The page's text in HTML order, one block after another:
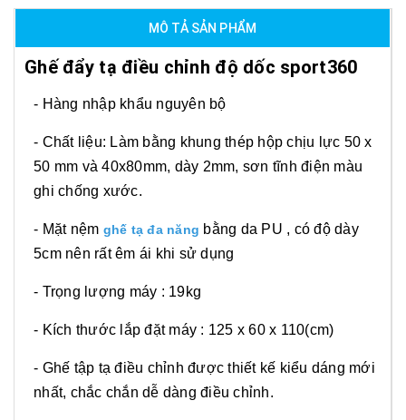
MÔ TẢ SẢN PHẨM
Ghế đẩy tạ điều chỉnh độ dốc sport360
- Hàng nhập khẩu nguyên bộ
- Chất liệu: Làm bằng khung thép hộp chịu lực 50 x
50 mm và 40x80mm, dày 2mm, sơn tĩnh điện màu
ghi chống xước.
- Mặt nệm ghế tạ đa năng bằng da PU , có độ dày
5cm nên rất êm ái khi sử dụng
- Trọng lượng máy : 19kg
- Kích thước lắp đặt máy : 125 x 60 x 110(cm)
- Ghế tập tạ điều chỉnh được thiết kế kiểu dáng mới
nhất, chắc chắn dễ dàng điều chỉnh.